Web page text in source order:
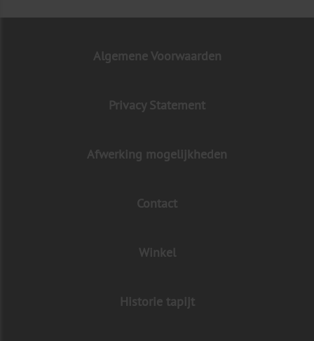
Algemene Voorwaarden
Privacy Statement
Afwerking mogelijkheden
Contact
Winkel
Historie tapijt